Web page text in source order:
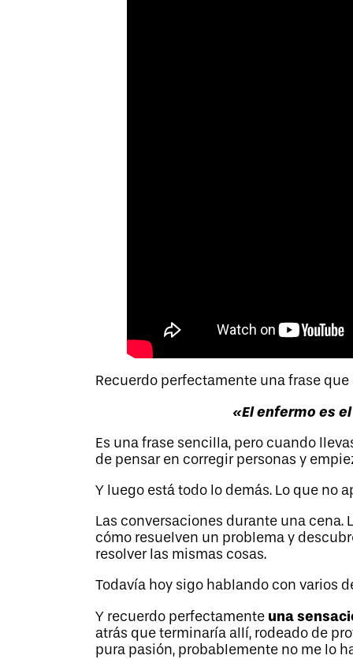
Recuerdo perfectamente una frase
«El enfermo es
Es una frase sencilla, pero cuando
de pensar en corregir personas y
Y luego está todo lo demás. Lo que no
Las conversaciones durante una cena.
cómo resuelven un problema y
resolver las mismas cosas.
Todavía hoy sigo hablando con varios
Y recuerdo perfectamente una
atrás que terminaría allí, rodeado de
pura pasión, probablemente no me lo